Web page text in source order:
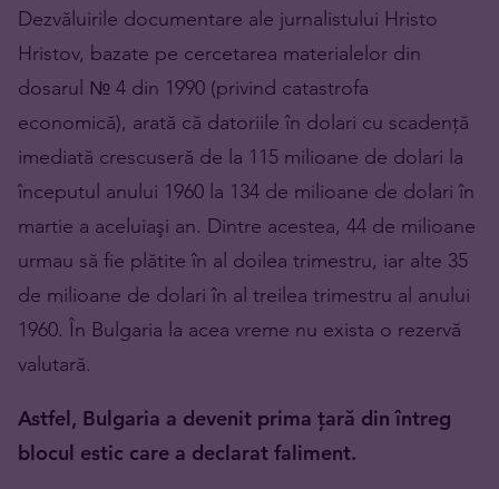
Dezvăluirile documentare ale jurnalistului Hristo
Hristov, bazate pe cercetarea materialelor din
dosarul № 4 din 1990 (privind catastrofa
economică), arată că datoriile în dolari cu scadență
imediată crescuseră de la 115 milioane de dolari la
începutul anului 1960 la 134 de milioane de dolari în
martie a aceluiaşi an. Dintre acestea, 44 de milioane
urmau să fie plătite în al doilea trimestru, iar alte 35
de milioane de dolari în al treilea trimestru al anului
1960. În Bulgaria la acea vreme nu exista o rezervă
valutară.
Astfel, Bulgaria a devenit prima țară din întreg
blocul estic care a declarat faliment.